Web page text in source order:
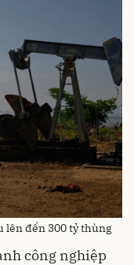
lên đến 300 tỷ thùng
công nghiệp